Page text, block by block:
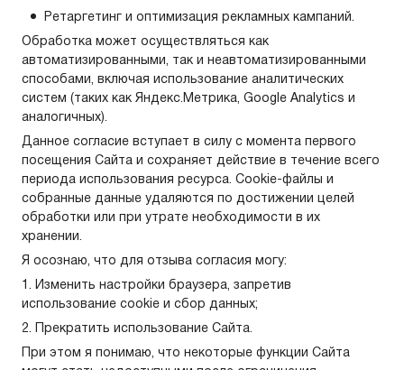
Ретаргетинг и оптимизация рекламных кампаний.
Обработка может осуществляться как
автоматизированными, так и неавтоматизированными
способами, включая использование аналитических
систем (таких как Яндекс.Метрика, Google Analytics и
аналогичных).
Данное согласие вступает в силу с момента первого
посещения Сайта и сохраняет действие в течение всего
периода использования ресурса. Cookie-файлы и
собранные данные удаляются по достижении целей
обработки или при утрате необходимости в их
хранении.
Я осознаю, что для отзыва согласия могу:
1. Изменить настройки браузера, запретив
использование cookie и сбор данных;
2. Прекратить использование Сайта.
При этом я понимаю, что некоторые функции Сайта